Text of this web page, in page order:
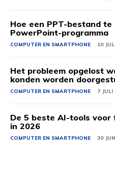
Hoe een PPT-bestand
PowerPoint-programma
COMPUTER EN SMARTPHONE 10
Het probleem opgelost
konden worden
COMPUTER EN SMARTPHONE 7
De 5 beste AI-tools voor
in 2026
COMPUTER EN SMARTPHONE 30